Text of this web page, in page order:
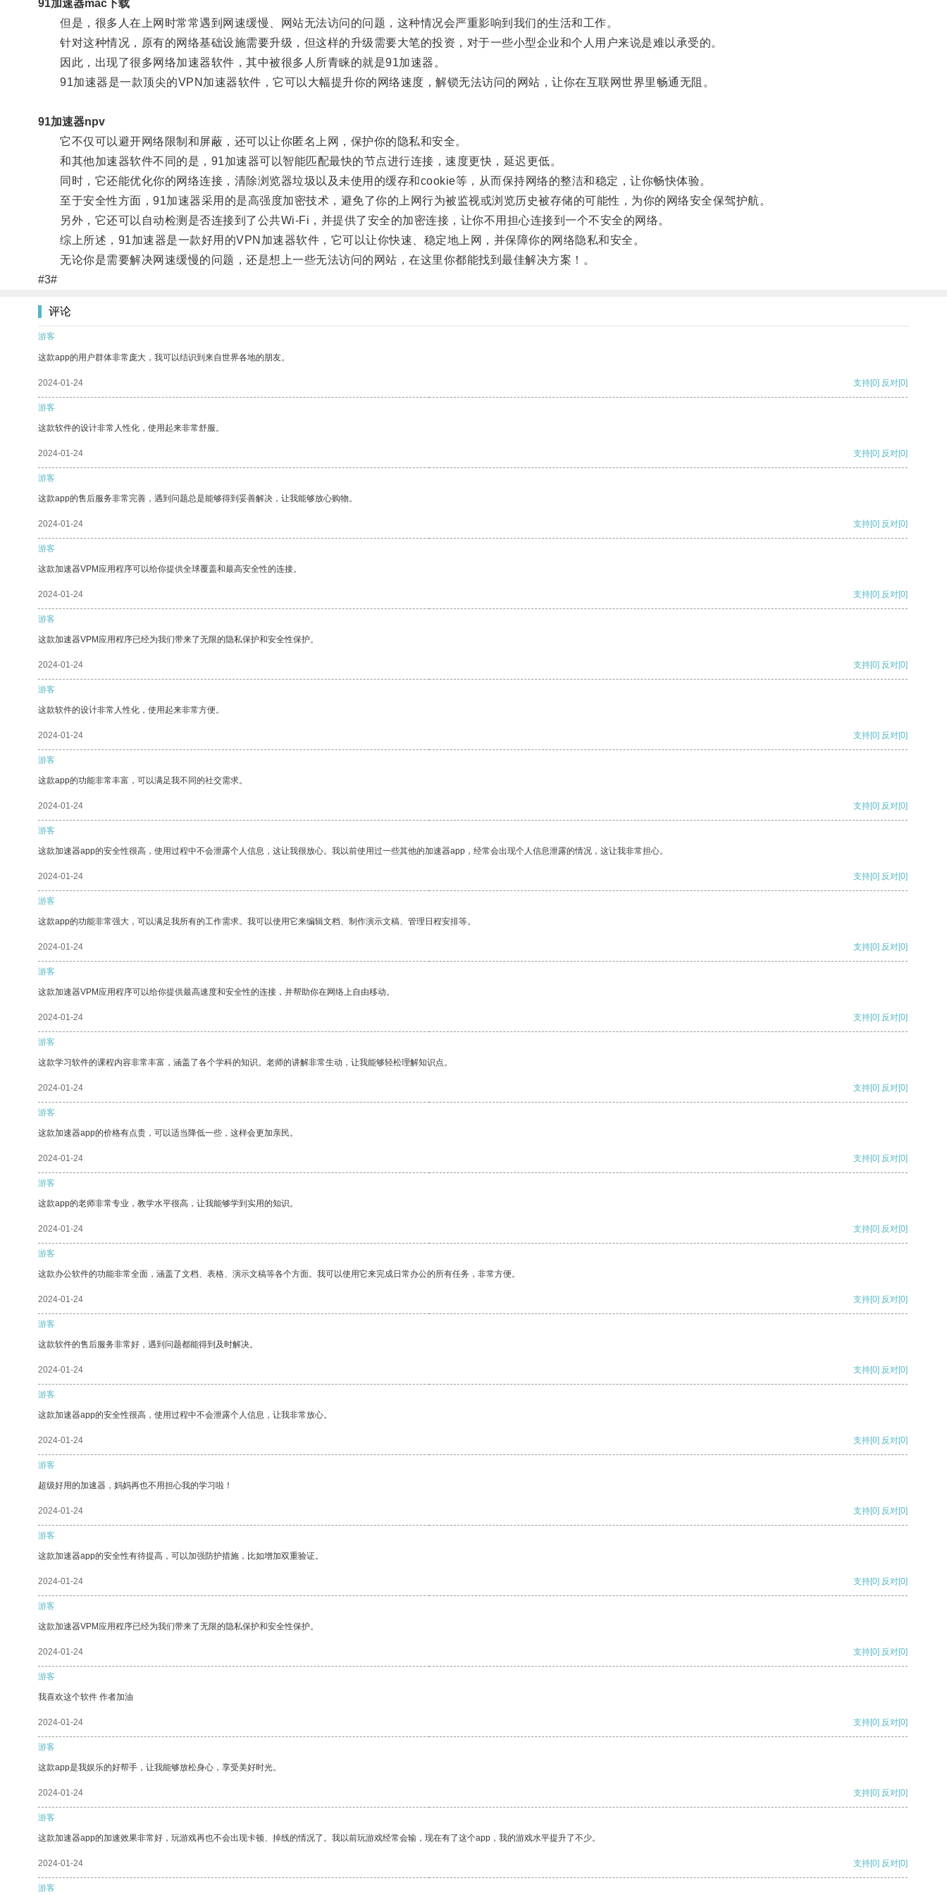
91加速器mac下载
但是，很多人在上网时常常遇到网速缓慢、网站无法访问的问题，这种情况会严重影响到我们的生活和工作。
针对这种情况，原有的网络基础设施需要升级，但这样的升级需要大笔的投资，对于一些小型企业和个人用户来说是难以承受的。
因此，出现了很多网络加速器软件，其中被很多人所青睐的就是91加速器。
91加速器是一款顶尖的VPN加速器软件，它可以大幅提升你的网络速度，解锁无法访问的网站，让你在互联网世界里畅通无阻。
91加速器npv
它不仅可以避开网络限制和屏蔽，还可以让你匿名上网，保护你的隐私和安全。
和其他加速器软件不同的是，91加速器可以智能匹配最快的节点进行连接，速度更快，延迟更低。
同时，它还能优化你的网络连接，清除浏览器垃圾以及未使用的缓存和cookie等，从而保持网络的整洁和稳定，让你畅快体验。
至于安全性方面，91加速器采用的是高强度加密技术，避免了你的上网行为被监视或浏览历史被存储的可能性，为你的网络安全保驾护航。
另外，它还可以自动检测是否连接到了公共Wi-Fi，并提供了安全的加密连接，让你不用担心连接到一个不安全的网络。
综上所述，91加速器是一款好用的VPN加速器软件，它可以让你快速、稳定地上网，并保障你的网络隐私和安全。
无论你是需要解决网速缓慢的问题，还是想上一些无法访问的网站，在这里你都能找到最佳解决方案！。
#3#
评论
游客
这款app的用户群体非常庞大，我可以结识到来自世界各地的朋友。
2024-01-24 支持[0] 反对[0]
游客
这款软件的设计非常人性化，使用起来非常舒服。
2024-01-24 支持[0] 反对[0]
游客
这款app的售后服务非常完善，遇到问题总是能够得到妥善解决，让我能够放心购物。
2024-01-24 支持[0] 反对[0]
游客
这款加速器VPM应用程序可以给你提供全球覆盖和最高安全性的连接。
2024-01-24 支持[0] 反对[0]
游客
这款加速器VPM应用程序已经为我们带来了无限的隐私保护和安全性保护。
2024-01-24 支持[0] 反对[0]
游客
这款软件的设计非常人性化，使用起来非常方便。
2024-01-24 支持[0] 反对[0]
游客
这款app的功能非常丰富，可以满足我不同的社交需求。
2024-01-24 支持[0] 反对[0]
游客
这款加速器app的安全性很高，使用过程中不会泄露个人信息，这让我很放心。我以前使用过一些其他的加速器app，经常会出现个人信息泄露的情况，这让我非常担心。
2024-01-24 支持[0] 反对[0]
游客
这款app的功能非常强大，可以满足我所有的工作需求。我可以使用它来编辑文档、制作演示文稿、管理日程安排等。
2024-01-24 支持[0] 反对[0]
游客
这款加速器VPM应用程序可以给你提供最高速度和安全性的连接，并帮助你在网络上自由移动。
2024-01-24 支持[0] 反对[0]
游客
这款学习软件的课程内容非常丰富，涵盖了各个学科的知识。老师的讲解非常生动，让我能够轻松理解知识点。
2024-01-24 支持[0] 反对[0]
游客
这款加速器app的价格有点贵，可以适当降低一些，这样会更加亲民。
2024-01-24 支持[0] 反对[0]
游客
这款app的老师非常专业，教学水平很高，让我能够学到实用的知识。
2024-01-24 支持[0] 反对[0]
游客
这款办公软件的功能非常全面，涵盖了文档、表格、演示文稿等各个方面。我可以使用它来完成日常办公的所有任务，非常方便。
2024-01-24 支持[0] 反对[0]
游客
这款软件的售后服务非常好，遇到问题都能得到及时解决。
2024-01-24 支持[0] 反对[0]
游客
这款加速器app的安全性很高，使用过程中不会泄露个人信息，让我非常放心。
2024-01-24 支持[0] 反对[0]
游客
超级好用的加速器，妈妈再也不用担心我的学习啦！
2024-01-24 支持[0] 反对[0]
游客
这款加速器app的安全性有待提高，可以加强防护措施，比如增加双重验证。
2024-01-24 支持[0] 反对[0]
游客
这款加速器VPM应用程序已经为我们带来了无限的隐私保护和安全性保护。
2024-01-24 支持[0] 反对[0]
游客
我喜欢这个软件 作者加油
2024-01-24 支持[0] 反对[0]
游客
这款app是我娱乐的好帮手，让我能够放松身心，享受美好时光。
2024-01-24 支持[0] 反对[0]
游客
这款加速器app的加速效果非常好，玩游戏再也不会出现卡顿、掉线的情况了。我以前玩游戏经常会输，现在有了这个app，我的游戏水平提升了不少。
2024-01-24 支持[0] 反对[0]
游客